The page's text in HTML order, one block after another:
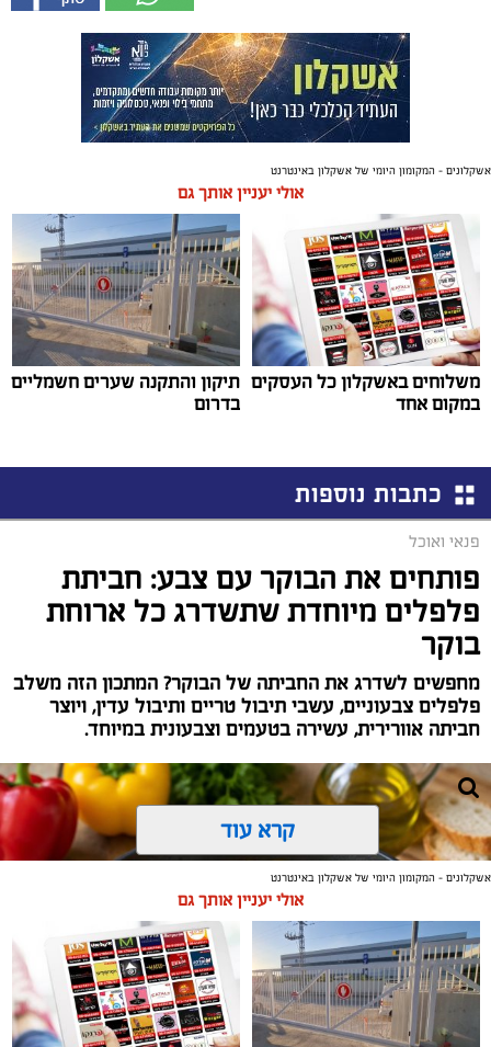
אשקלונים - המקומון היומי של אשקלון באינטרנט
אולי יעניין אותך גם
משלוחים באשקלון כל העסקים
במקום אחד
תיקון והתקנה שערים חשמליים
בדרום
כתבות נוספות
פנאי ואוכל
פותחים את הבוקר עם צבע: חביתת
פלפלים מיוחדת שתשדרג כל ארוחת
בוקר
מחפשים לשדרג את החביתה של הבוקר? המתכון הזה משלב
פלפלים צבעוניים, עשבי תיבול טריים ותיבול עדין, ויוצר
חביתה אוורירית, עשירה בטעמים וצבעונית במיוחד.
קרא עוד
אשקלונים - המקומון היומי של אשקלון באינטרנט
אולי יעניין אותך גם